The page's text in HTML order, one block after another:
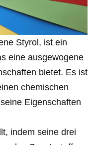
Styrol, ist ein
eine ausgewogene
bietet. Es ist
chemischen
Eigenschaften
indem seine drei